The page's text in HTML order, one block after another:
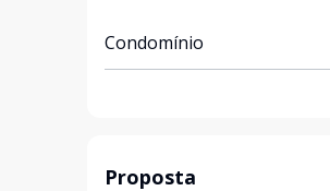
Condomínio
Proposta